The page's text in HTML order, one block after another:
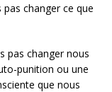
changer ce que
pas changer nous
punition ou une
que nous